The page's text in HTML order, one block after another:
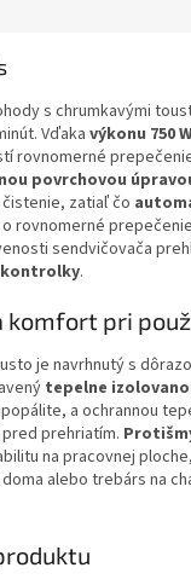
s chrumkavými
Vďaka výkonu 750 W
rovnomerné
povrchovou
zatiaľ čo
rovnomerné
sendvičovača
.
komfort pri
je navrhnutý s
tepelne
a ochrannou
prehriatím.
na pracovnej
alebo trebárs na